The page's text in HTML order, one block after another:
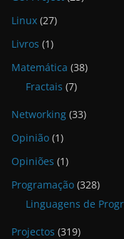
Linux (27)
Livros (1)
Matemática (38)
Fractais (7)
Networking (33)
Opinião (1)
Opiniões (1)
Programação (328)
Linguagens de
Projectos (319)